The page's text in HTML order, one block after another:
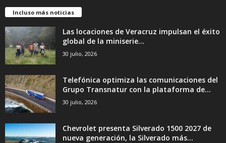
Incluso más noticias
Las locaciones de Veracruz impulsan el éxito
global de la miniserie...
30 julio, 2026
Telefónica optimiza las comunicaciones del
Grupo Transnatur con la plataforma de...
30 julio, 2026
Chevrolet presenta Silverado 1500 2027 de
nueva generación, la Silverado más...